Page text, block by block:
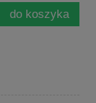
do koszyka